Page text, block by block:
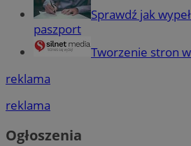
Sprawdź jak
paszport
Tworzenie stron
reklama
reklama
Ogłoszenia